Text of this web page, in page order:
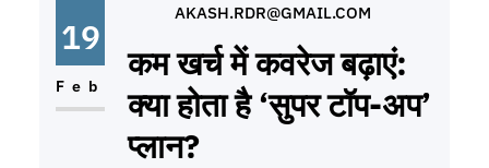
प्रक्रिया (Step-by-Step Process)
19
Feb
AKASH.RDR@GMAIL.COM
कम खर्च में कवरेज बढ़ाएं:
क्या होता है ‘सुपर टॉप-अप’
प्लान?